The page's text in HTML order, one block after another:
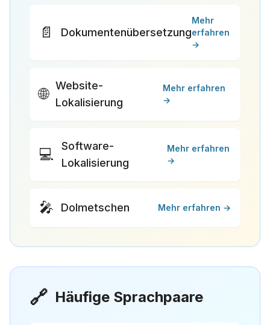
📄 Dokumentenübersetzung
Mehr
erfahren
→
🌐 Website-
Lokalisierung
Mehr erfahren
→
💻
Software-
Lokalisierung
Mehr erfahren
→
🎤 Dolmetschen Mehr erfahren →
🔗 Häufige Sprachpaare